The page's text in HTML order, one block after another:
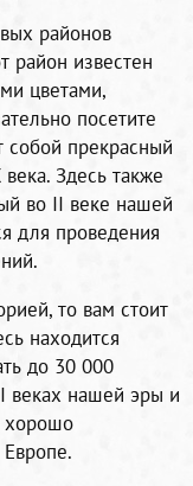
районов
район известен
цветами,
посетите
собой прекрасный
Здесь также
во II веке нашей
для проведения
то вам стоит
находится
до 30 000
веках нашей эры и
хорошо